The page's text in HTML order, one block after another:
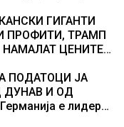
ГИГАНТИ
ПРОФИТИ, ТРАМП
НАМАЛАТ ЦЕНИТЕ
ПОДАТОЦИ ЈА
ДУНАВ И ОД
е лидер